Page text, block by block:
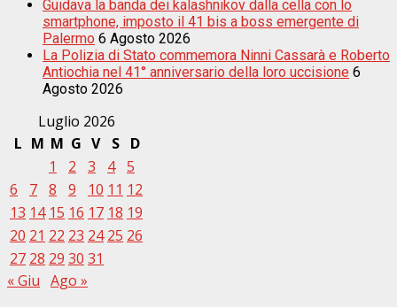
Guidava la banda dei kalashnikov dalla cella con lo
smartphone, imposto il 41 bis a boss emergente di
Palermo 6 Agosto 2026
La Polizia di Stato commemora Ninni Cassarà e Roberto
Antiochia nel 41° anniversario della loro uccisione 6
Agosto 2026
Luglio 2026
L M M G V S
D
1
2 3 4 5
6
7 8 9 10 11 12
13 14 15 16 17 18 19
20 21 22 23 24 25 26
27 28 29 30 31
« Giu Ago »